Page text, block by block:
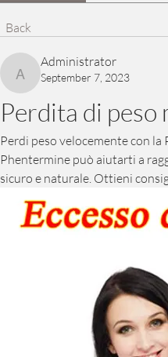
Back
Administrator
Administrator
September 7, 2023
Perdita di peso
Perdi peso velocemente con
Phentermine può aiutarti a
sicuro e naturale. Ottieni